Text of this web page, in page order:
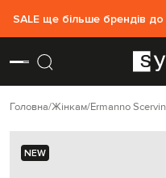
SALE ще більше брендів
Головна Жінкам Ermanno
NEW